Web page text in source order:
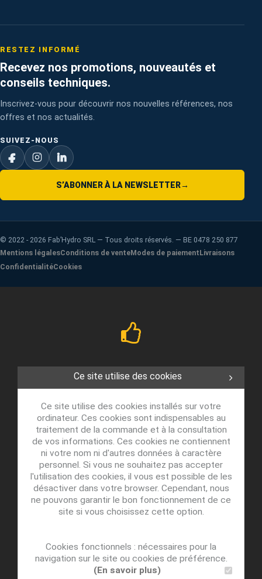
RESTEZ INFORMÉ
Recevez nos promotions, nouveautés et
conseils techniques.
Inscrivez-vous pour découvrir nos nouvelles références, nos
offres et nos actualités.
SUIVEZ-NOUS
S’ABONNER À LA NEWSLETTER→
© 2022 - 2026 Fab’Hydro SRL — Tous droits réservés. — BE 0478 250 877
Mentions légalesConditions de venteModes de paiementLivraisons
ConfidentialitéCookies
Ce site utilise des cookies
Ce site utilise des cookies installés sur votre
ordinateur. Ces cookies sont indispensables au
traitement de la commande et à la consultation
de vos informations. Ces cookies ne contiennent
ni votre nom ni d'autres données à caractère
personnel. Si vous ne souhaitez pas accepter
l'utilisation des cookies, il vous est possible de les
désactiver dans votre browser. Cependant, nous
ne pouvons garantir le bon fonctionnement de ce
site si vous choisissez cette option.
Cookies fonctionnels : nécessaires pour la
navigation sur le site ou cookies de préférence.
(En savoir plus)